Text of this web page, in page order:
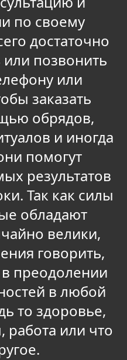
по своему
достаточно
или позвонить
или
заказать
обрядов,
и иногда
помогут
результатов
Так как силы
обладают
велики,
говорить,
преодолении
в любой
то здоровье,
или что